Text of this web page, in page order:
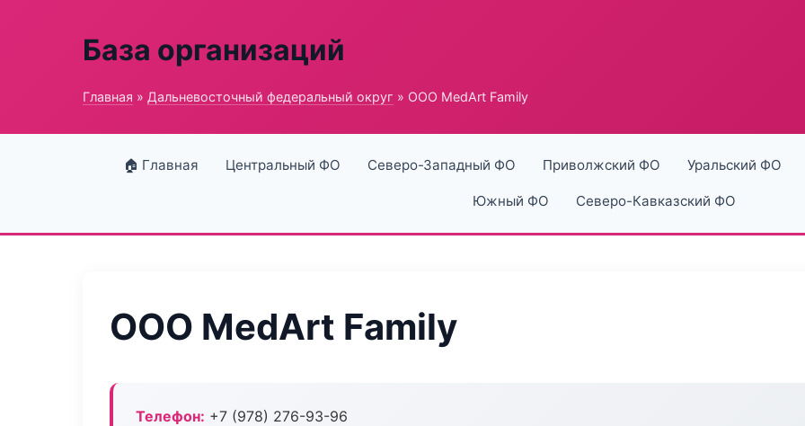
База организаций
Главная » Дальневосточный федеральный округ » ООО MedArt Family
🏠 Главная Центральный ФО Северо-Западный ФО Приволжский ФО Уральский ФО
Южный ФО Северо-Кавказский ФО
ООО MedArt Family
Телефон: +7 (978) 276-93-96